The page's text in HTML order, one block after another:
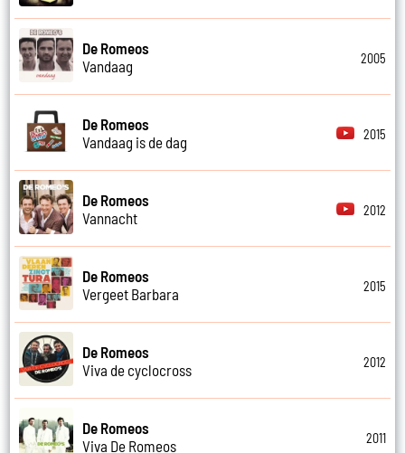
De Romeos
Vandaag
2005
De Romeos
Vandaag is de dag
2015
De Romeos
Vannacht
2012
De Romeos
Vergeet Barbara
2015
De Romeos
Viva de cyclocross
2012
De Romeos
Viva De Romeos
2011